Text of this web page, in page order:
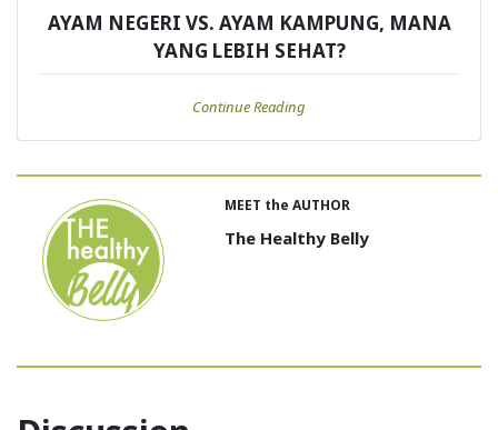
AYAM NEGERI VS. AYAM KAMPUNG, MANA
YANG LEBIH SEHAT?
Continue Reading
MEET the AUTHOR
The Healthy Belly